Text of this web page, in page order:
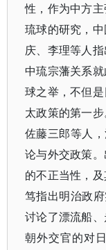
性，作为中方
琉球的研究，
庆、李理等人
中琉宗藩关系
球之举，不但
太政策的第一
佐藤三郎等人
论与外交政策
的不正当性，
笃指出明治政
讨论了漂流船
朝外交官的对